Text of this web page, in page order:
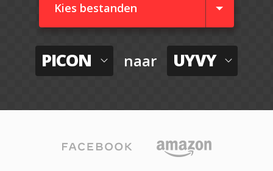
Kies bestanden
PICON naar UYVY